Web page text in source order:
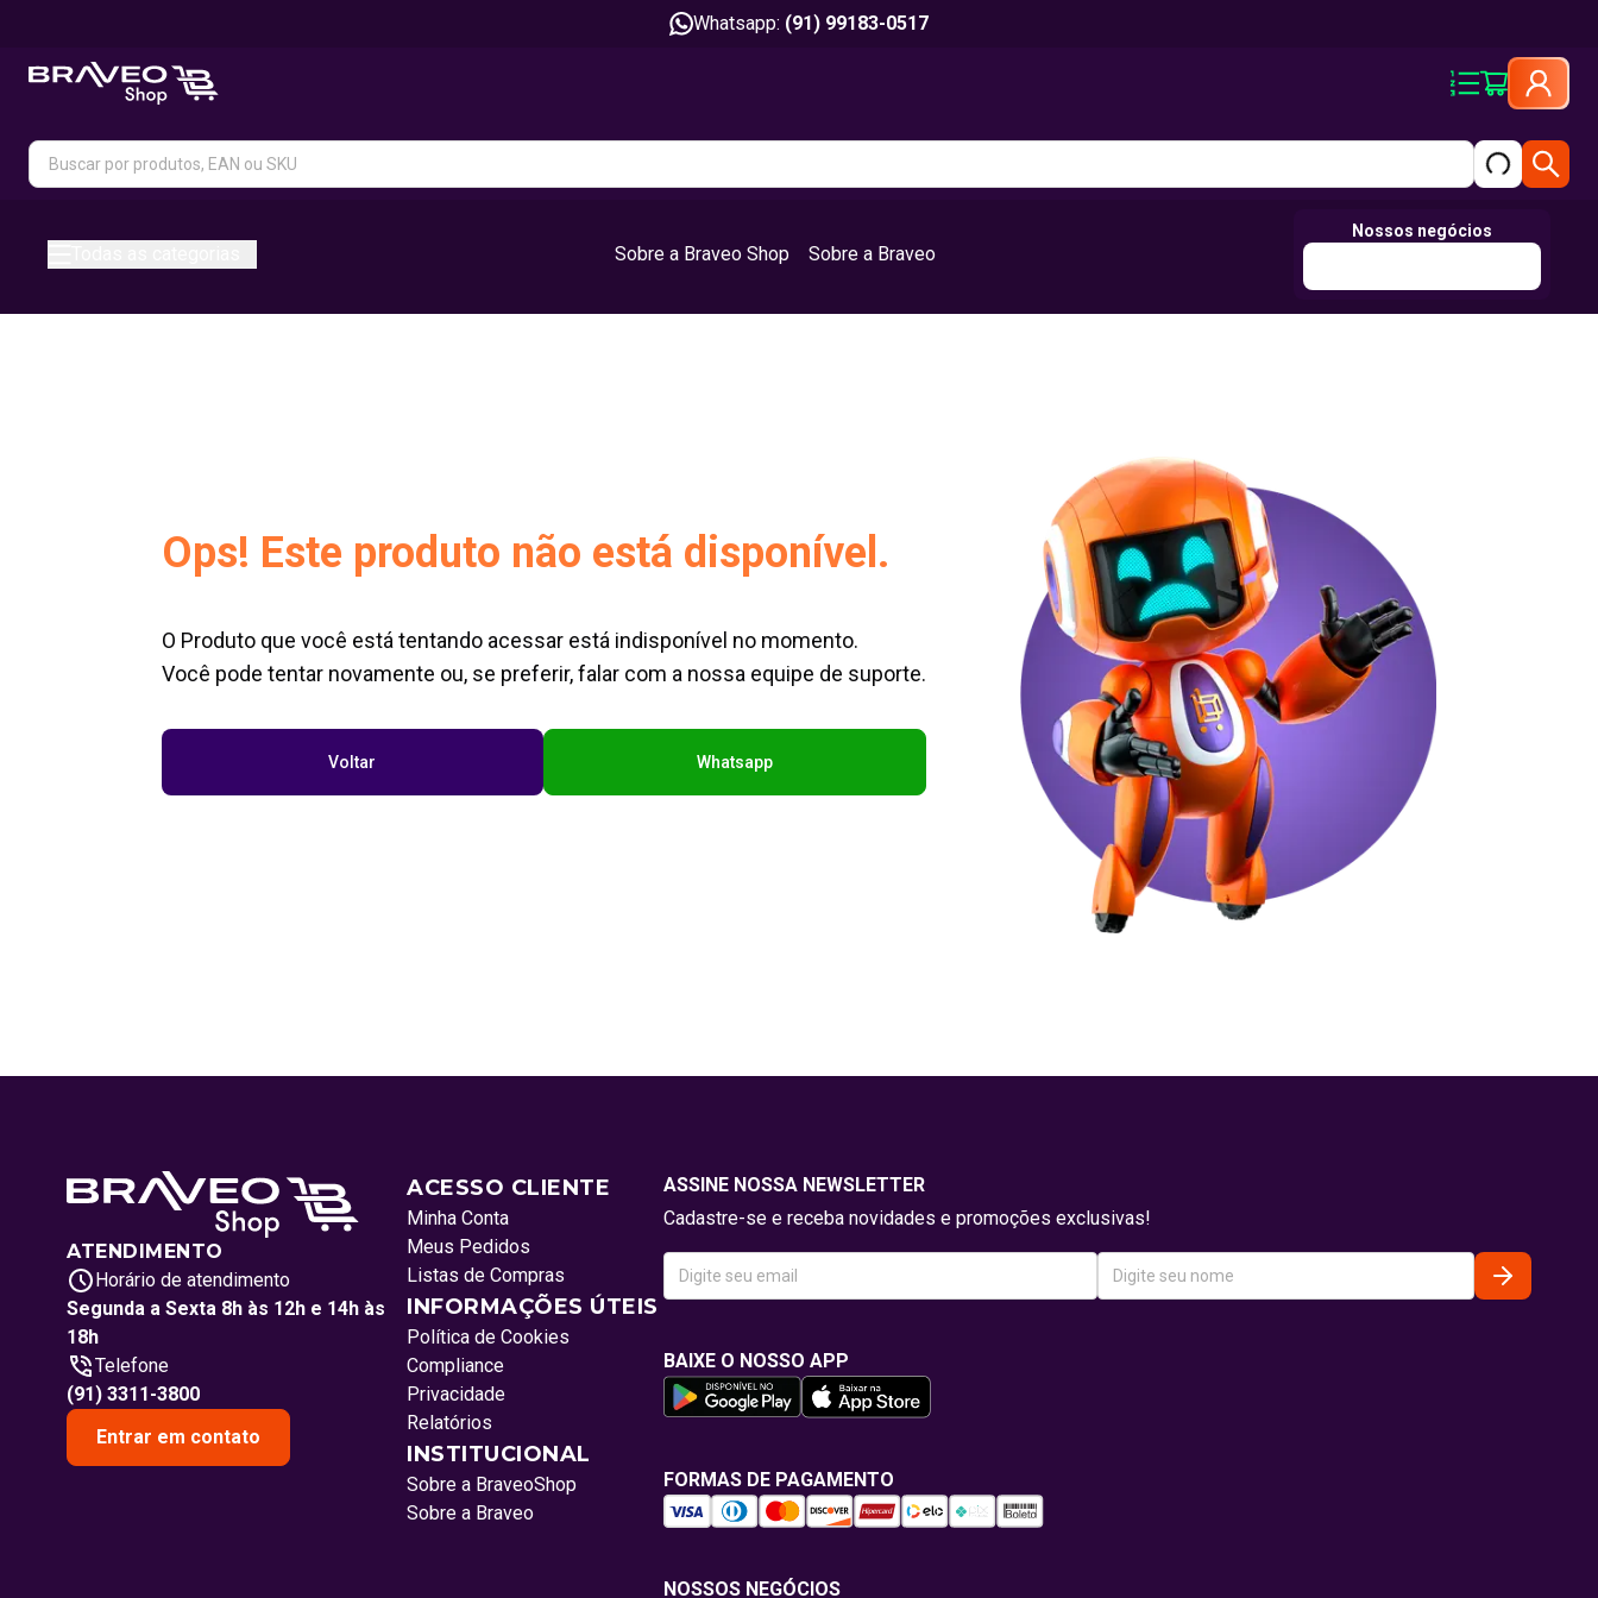
Whatsapp: (91) 99183-0517
Sobre a Braveo Shop Sobre a Braveo
Nossos negócios
Ops! Este produto não está disponível.
O Produto que você está tentando acessar está indisponível no momento.
Você pode tentar novamente ou, se preferir, falar com a nossa equipe de suporte.
Voltar Whatsapp
ATENDIMENTO
Horário de atendimento
Segunda a Sexta 8h às 12h e 14h às
18h
Telefone
(91) 3311-3800
Entrar em contato
ACESSO CLIENTE
Minha Conta
Meus Pedidos
Listas de Compras
INFORMAÇÕES ÚTEIS
Política de Cookies
Compliance
Privacidade
Relatórios
INSTITUCIONAL
Sobre a BraveoShop
Sobre a Braveo
ASSINE NOSSA NEWSLETTER
Cadastre-se e receba novidades e promoções exclusivas!
BAIXE O NOSSO APP
FORMAS DE PAGAMENTO
NOSSOS NEGÓCIOS